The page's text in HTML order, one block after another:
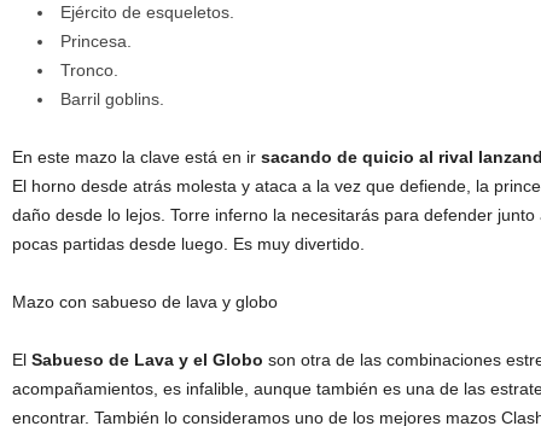
Ejército de esqueletos.
Princesa.
Tronco.
Barril goblins.
En este mazo la clave está en ir sacando de quicio al rival
El horno desde atrás molesta y ataca a la vez que defiende, la
daño desde lo lejos. Torre inferno la necesitarás para defender
pocas partidas desde luego. Es muy divertido.
Mazo con sabueso de lava y globo
El Sabueso de Lava y el Globo son otra de las combinaciones
acompañamientos, es infalible, aunque también es una de las
encontrar. También lo consideramos uno de los mejores mazos